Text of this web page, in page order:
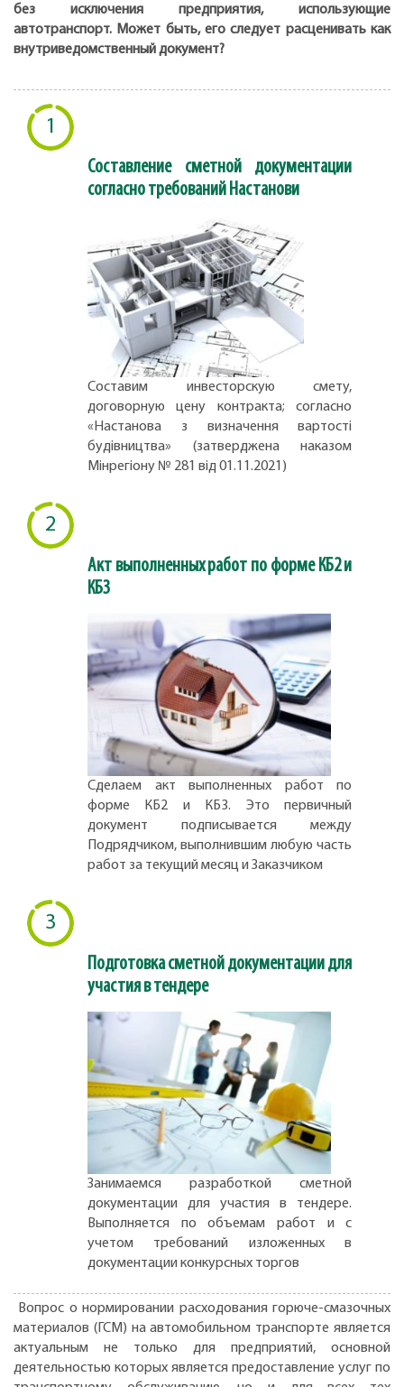
без исключения предприятия, использующие
автотранспорт. Может быть, его следует расценивать как
внутриведомственный документ?
1
Составление сметной документации
согласно требований Настанови
Составим инвесторскую смету,
договорную цену контракта; согласно
«Настанова з визначення вартості
будівництва» (затверджена наказом
Мінрегіону № 281 від 01.11.2021)
2
Акт выполненных работ по форме КБ2 и
КБ3
Сделаем акт выполненных работ по
форме КБ2 и КБ3. Это первичный
документ подписывается между
Подрядчиком, выполнившим любую часть
работ за текущий месяц и Заказчиком
3
Подготовка сметной документации для
участия в тендере
Занимаемся разработкой сметной
документации для участия в тендере.
Выполняется по объемам работ и с
учетом требований изложенных в
документации конкурсных торгов
Вопрос о нормировании расходования горюче-смазочных
материалов (ГСМ) на автомобильном транспорте является
актуальным не только для предприятий, основной
деятельностью которых является предоставление услуг по